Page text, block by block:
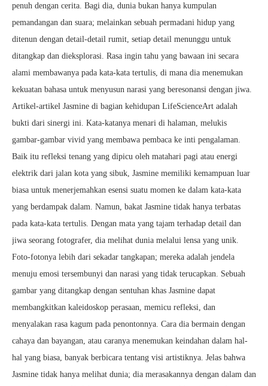
penuh dengan cerita. Bagi dia, dunia bukan hanya kumpulan
pemandangan dan suara; melainkan sebuah permadani hidup yang
ditenun dengan detail-detail rumit, setiap detail menunggu untuk
ditangkap dan dieksplorasi. Rasa ingin tahu yang bawaan ini secara
alami membawanya pada kata-kata tertulis, di mana dia menemukan
kekuatan bahasa untuk menyusun narasi yang beresonansi dengan jiwa.
Artikel-artikel Jasmine di bagian kehidupan LifeScienceArt adalah
bukti dari sinergi ini. Kata-katanya menari di halaman, melukis
gambar-gambar vivid yang membawa pembaca ke inti pengalaman.
Baik itu refleksi tenang yang dipicu oleh matahari pagi atau energi
elektrik dari jalan kota yang sibuk, Jasmine memiliki kemampuan luar
biasa untuk menerjemahkan esensi suatu momen ke dalam kata-kata
yang berdampak dalam. Namun, bakat Jasmine tidak hanya terbatas
pada kata-kata tertulis. Dengan mata yang tajam terhadap detail dan
jiwa seorang fotografer, dia melihat dunia melalui lensa yang unik.
Foto-fotonya lebih dari sekadar tangkapan; mereka adalah jendela
menuju emosi tersembunyi dan narasi yang tidak terucapkan. Sebuah
gambar yang ditangkap dengan sentuhan khas Jasmine dapat
membangkitkan kaleidoskop perasaan, memicu refleksi, dan
menyalakan rasa kagum pada penontonnya. Cara dia bermain dengan
cahaya dan bayangan, atau caranya menemukan keindahan dalam hal-
hal yang biasa, banyak berbicara tentang visi artistiknya. Jelas bahwa
Jasmine tidak hanya melihat dunia; dia merasakannya dengan dalam dan